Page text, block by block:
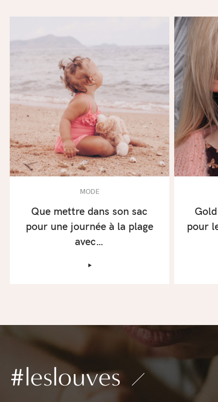
MODE
Que mettre dans son sac
pour une journée à la plage
avec…
‣
pour
#leslouves